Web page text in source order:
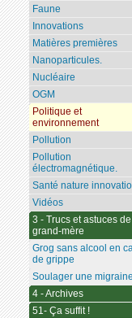
Faune
Innovations
Matières premières
Nanoparticules.
Nucléaire
OGM
Politique et
environnement
Pollution
Pollution
électromagnétique.
Santé nature
Vidéos
3 - Trucs et astuces de
grand-mère
Grog sans alcool en
de grippe
Soulager une migraine
4 - Archives
51- Ça suffit !